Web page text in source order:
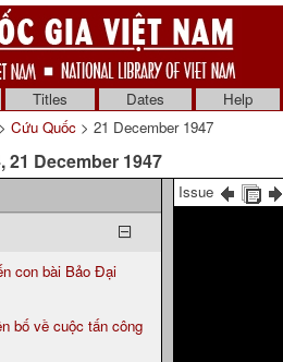
Titles Dates
Help
> Cứu Quốc > 21 December 1947
21 December 1947
con bài Bảo Đại
bố về cuộc tấn công
Issue